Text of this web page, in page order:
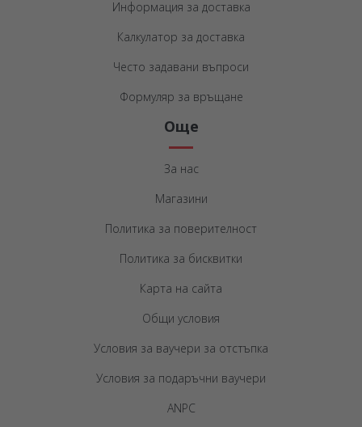
Информация за доставка
Калкулатор за доставка
Често задавани въпроси
Формуляр за връщане
Още
За нас
Магазини
Политика за поверителност
Политика за бисквитки
Карта на сайта
Общи условия
Условия за ваучери за отстъпка
Условия за подаръчни ваучери
ANPC